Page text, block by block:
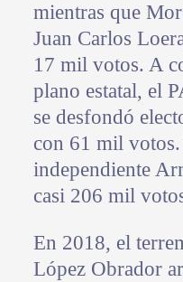
mientras que
Juan Carlos
17 mil votos. A
plano estatal, el
se desfondó
con 61 mil
independiente
casi 206 mil
En 2018, el
López Obrador